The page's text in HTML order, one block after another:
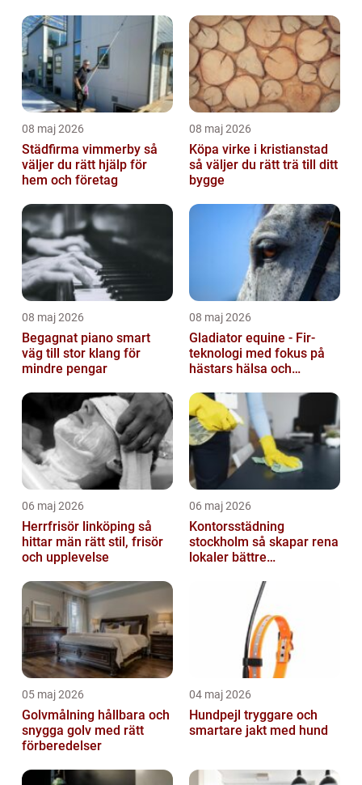
08 maj 2026
Städfirma vimmerby så
väljer du rätt hjälp för
hem och företag
08 maj 2026
Köpa virke i kristianstad
så väljer du rätt trä till ditt
bygge
08 maj 2026
Begagnat piano smart
väg till stor klang för
mindre pengar
08 maj 2026
Gladiator equine - Fir-
teknologi med fokus på
hästars hälsa och
06 maj 2026
Herrfrisör linköping så
hittar män rätt stil, frisör
och upplevelse
06 maj 2026
Kontorsstädning
stockholm så skapar rena
lokaler bättre
05 maj 2026
Golvmålning hållbara och
snygga golv med rätt
förberedelser
04 maj 2026
Hundpejl tryggare och
smartare jakt med hund